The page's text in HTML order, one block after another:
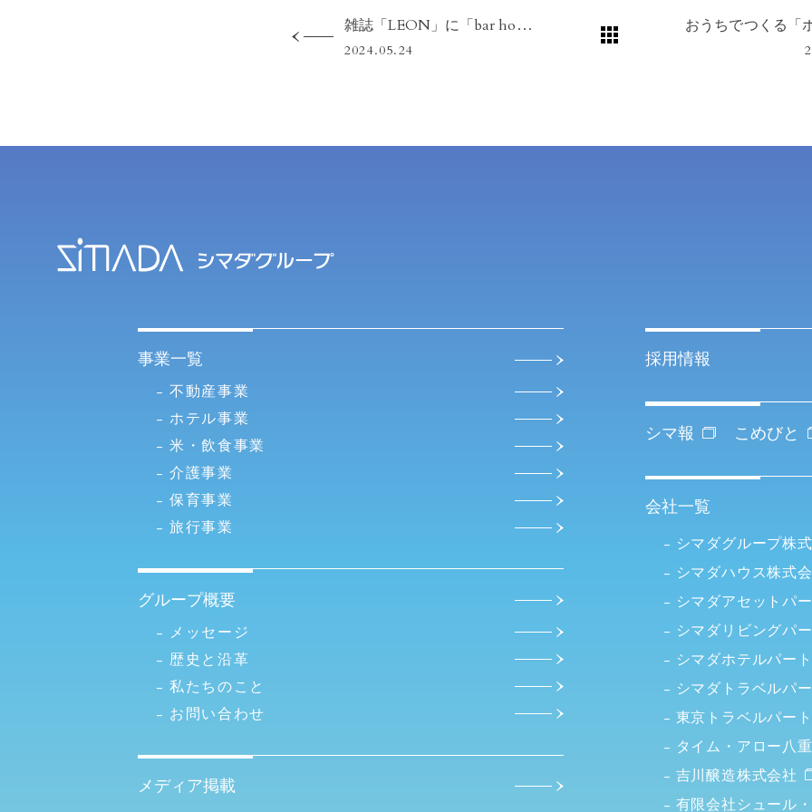
雑誌「LEON」に「bar hotel箱根香山」が掲載されました
2024.05.24
事業一覧
不動産事業
ホテル事業
米・飲食事業
介護事業
保育事業
旅行事業
グループ概要
メッセージ
歴史と沿革
私たちのこと
お問い合わせ
メディア掲載
採用情報
シマ報 こめびと
会社一覧
シマダグループ株
シマダハウス株式
シマダアセットパ
シマダリビングパ
シマダホテルパー
シマダトラベルパ
東京トラベルパー
タイム・アロー八
吉川醸造株式会社
有限会社シュール